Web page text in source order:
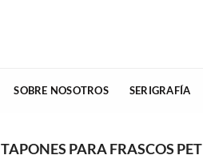
SOBRE NOSOTROS SERIGRAFÍA
TAPONES PARA FRASCOS PET